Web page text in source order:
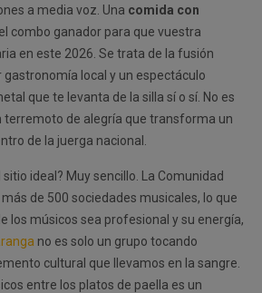
a media voz. Una comida con
combo ganador para que vuestra
en este 2026. Se trata de la fusión
local y un espectáculo
que te levanta de la silla sí o sí. No es
terremoto de alegría que transforma un
de la juerga nacional.
ideal? Muy sencillo. La Comunidad
de 500 sociedades musicales, lo que
los músicos sea profesional y su energía,
no es solo un grupo tocando
cultural que llevamos en la sangre.
entre los platos de paella es un